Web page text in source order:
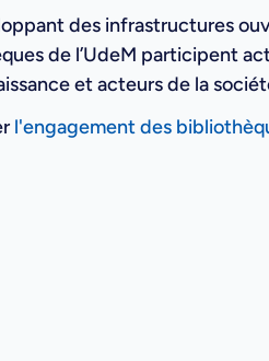
des infrastructures
de l’UdeM participent
et acteurs de la
l'engagement des